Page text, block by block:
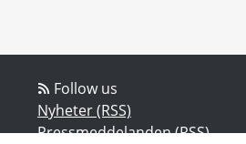
Follow us
Nyheter (RSS)
Pressmeddelanden (RSS)